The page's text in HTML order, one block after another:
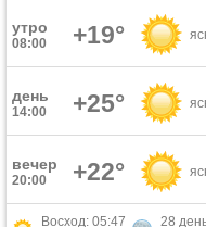
утро
08:00 +19°
день
14:00 +25°
вечер
20:00 +22°
Восход: 05:47
28